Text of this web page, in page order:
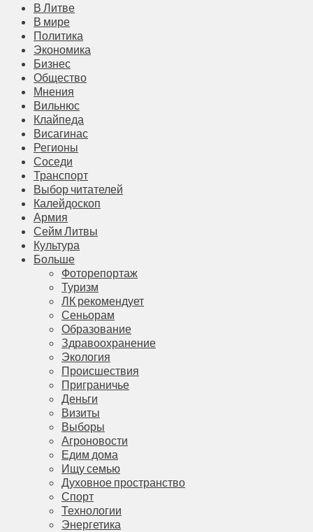
В Литве
В мире
Политика
Экономика
Бизнес
Общество
Мнения
Вильнюс
Клайпеда
Висагинас
Регионы
Соседи
Транспорт
Выбор читателей
Калейдоскоп
Армия
Сейм Литвы
Культура
Больше
Фоторепортаж
Туризм
ЛК рекомендует
Сеньорам
Образование
Здравоохранение
Экология
Происшествия
Приграничье
Деньги
Визиты
Выборы
Агроновости
Едим дома
Ищу семью
Духовное пространство
Спорт
Технологии
Энергетика